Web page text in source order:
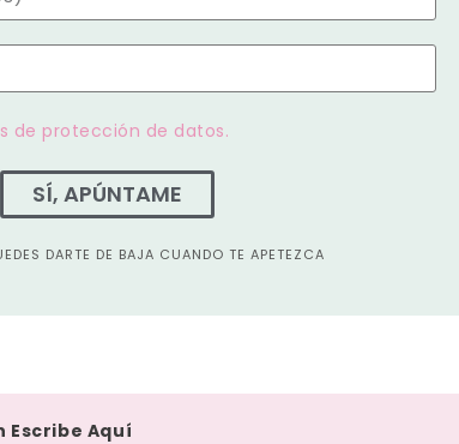
de protección de datos.
SÍ, APÚNTAME
DARTE DE BAJA CUANDO TE APETEZCA
Escribe Aquí